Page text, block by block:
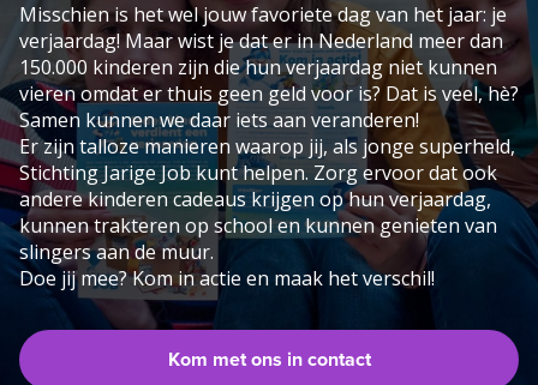
Misschien is het wel jouw favoriete dag van het jaar: je
verjaardag! Maar wist je dat er in Nederland meer dan
150.000 kinderen zijn die hun verjaardag niet kunnen
vieren omdat er thuis geen geld voor is? Dat is veel, hè?
Samen kunnen we daar iets aan veranderen!
Er zijn talloze manieren waarop jij, als jonge superheld,
Stichting Jarige Job kunt helpen. Zorg ervoor dat ook
andere kinderen cadeaus krijgen op hun verjaardag,
kunnen trakteren op school en kunnen genieten van
slingers aan de muur.
Doe jij mee? Kom in actie en maak het verschil!
Kom met ons in contact